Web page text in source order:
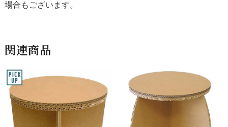
場合もございます。
関連商品